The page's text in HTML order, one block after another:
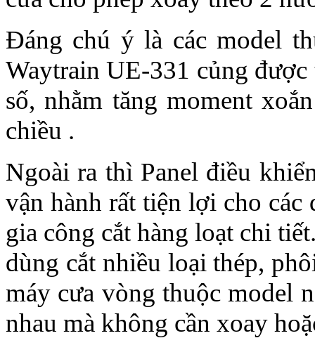
Đáng chú ý là các model
Waytrain UE-331 củng
số, nhằm tăng moment
chiều .
Ngoài ra thì Panel điều
vận hành rất tiện lợi cho các
gia công cắt hàng loạt chi
dùng cắt nhiều loại thép,
máy cưa vòng thuộc model
nhau mà không cần xoay